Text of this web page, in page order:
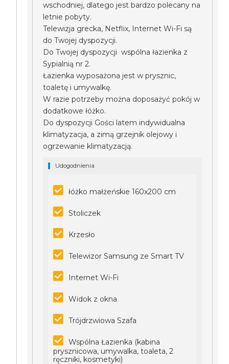
wschodniej, dlatego jest bardzo polecany na
letnie pobyty.
Telewizja grecka, Netflix, Internet Wi-Fi są
do Twojej dyspozycji.
Do Twojej dyspozycji wspólna łazienka z
Sypialnią nr 2.
Łazienka wyposażona jest w prysznic,
toaletę i umywalkę.
W razie potrzeby można doposażyć pokój w
dodatkowe łóżko.
Do dyspozycji Gości latem indywidualna
klimatyzacja, a zimą grzejnik olejowy i
ogrzewanie klimatyzacją.
Udogodnienia
łóżko małżeńskie 160x200 cm
Stoliczek
Krzesło
Telewizor Samsung ze Smart TV
Internet Wi-Fi
Widok z okna
Trójdrzwiowa Szafa
Wspólna Łazienka (kabina
prysznicowa, umywalka, toaleta, 2
ręczniki, kosmetyki)